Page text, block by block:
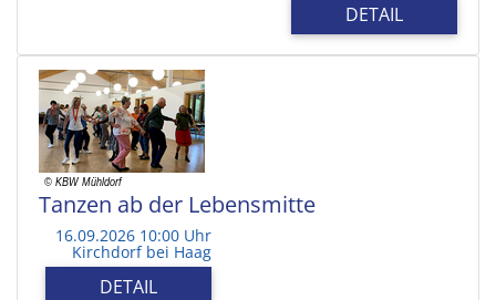
DETAIL
Tanzen ab der Lebensmitte
16.09.2026 10:00 Uhr
Kirchdorf bei Haag
DETAIL